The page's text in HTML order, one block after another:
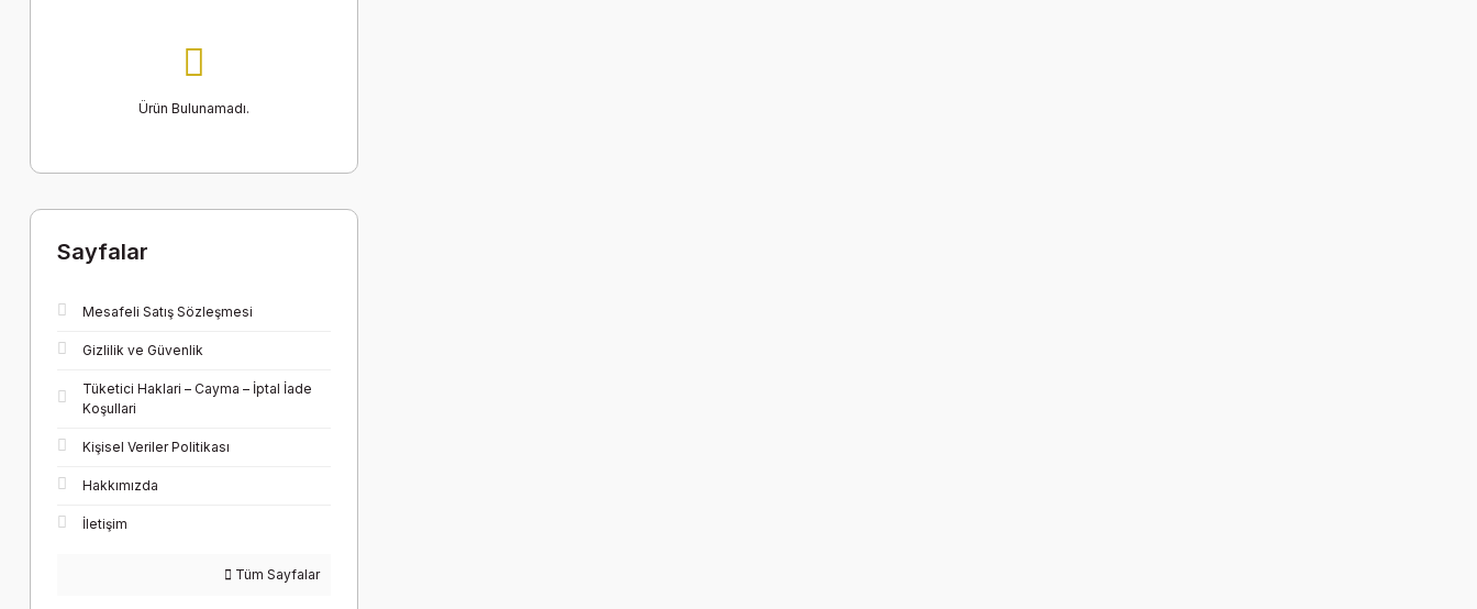
Ürün Bulunamadı.
Sayfalar
Mesafeli Satış Sözleşmesi
Gizlilik ve Güvenlik
Tüketici Haklari – Cayma – İptal İade
Koşullari
Kişisel Veriler Politikası
Hakkımızda
İletişim
Tüm Sayfalar